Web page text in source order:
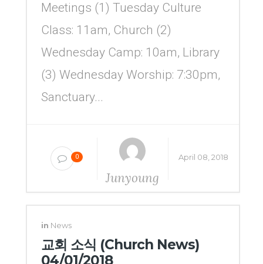
Meetings (1) Tuesday Culture
Class: 11am, Church (2)
Wednesday Camp: 10am, Library
(3) Wednesday Worship: 7:30pm,
Sanctuary...
0
Junyoung
April 08, 2018
in News
교회 소식 (Church News)
04/01/2018